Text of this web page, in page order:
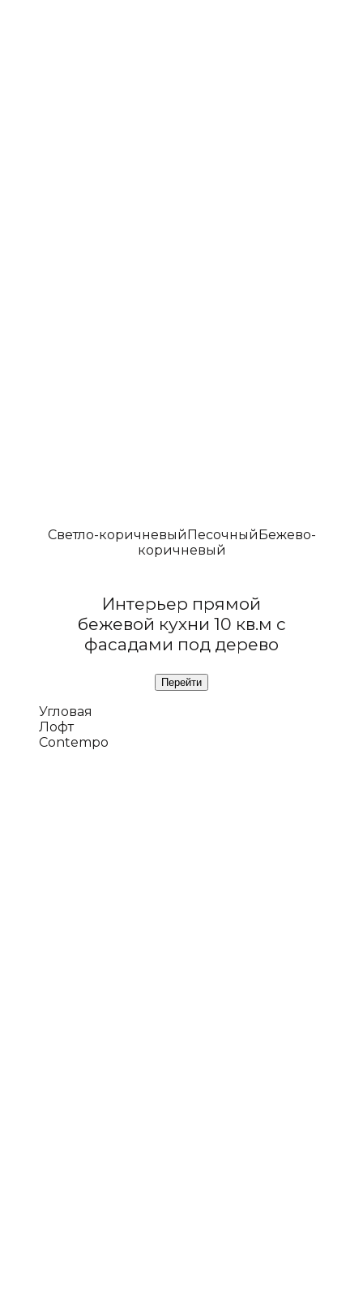
Светло-коричневыйПесочныйБежево-
коричневый
Интерьер прямой
бежевой кухни 10 кв.м с
фасадами под дерево
Угловая
Лофт
Contempo